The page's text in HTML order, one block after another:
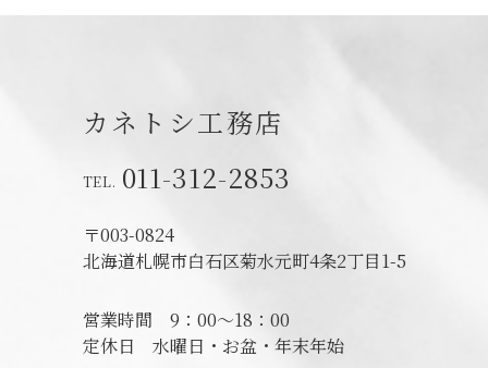
カネトシ工務店
011-312-2853
〒003-0824
北海道札幌市白石区菊水元町4条2丁目1-5
営業時間 9：00～18：00
定休日 水曜日・お盆・年末年始